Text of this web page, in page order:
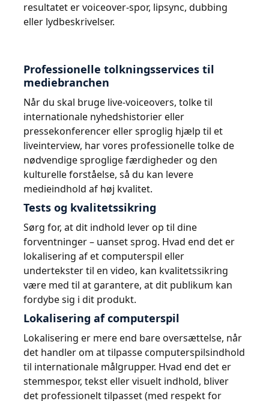
resultatet er voiceover-spor, lipsync, dubbing
eller lydbeskrivelser.
Professionelle tolkningsservices til
mediebranchen
Når du skal bruge live-voiceovers, tolke til
internationale nyhedshistorier eller
pressekonferencer eller sproglig hjælp til et
liveinterview, har vores professionelle tolke de
nødvendige sproglige færdigheder og den
kulturelle forståelse, så du kan levere
medieindhold af høj kvalitet.
Tests og kvalitetssikring
Sørg for, at dit indhold lever op til dine
forventninger – uanset sprog. Hvad end det er
lokalisering af et computerspil eller
undertekster til en video, kan kvalitetssikring
være med til at garantere, at dit publikum kan
fordybe sig i dit produkt.
Lokalisering af computerspil
Lokalisering er mere end bare oversættelse, når
det handler om at tilpasse computerspilsindhold
til internationale målgrupper. Hvad end det er
stemmespor, tekst eller visuelt indhold, bliver
det professionelt tilpasset (med respekt for